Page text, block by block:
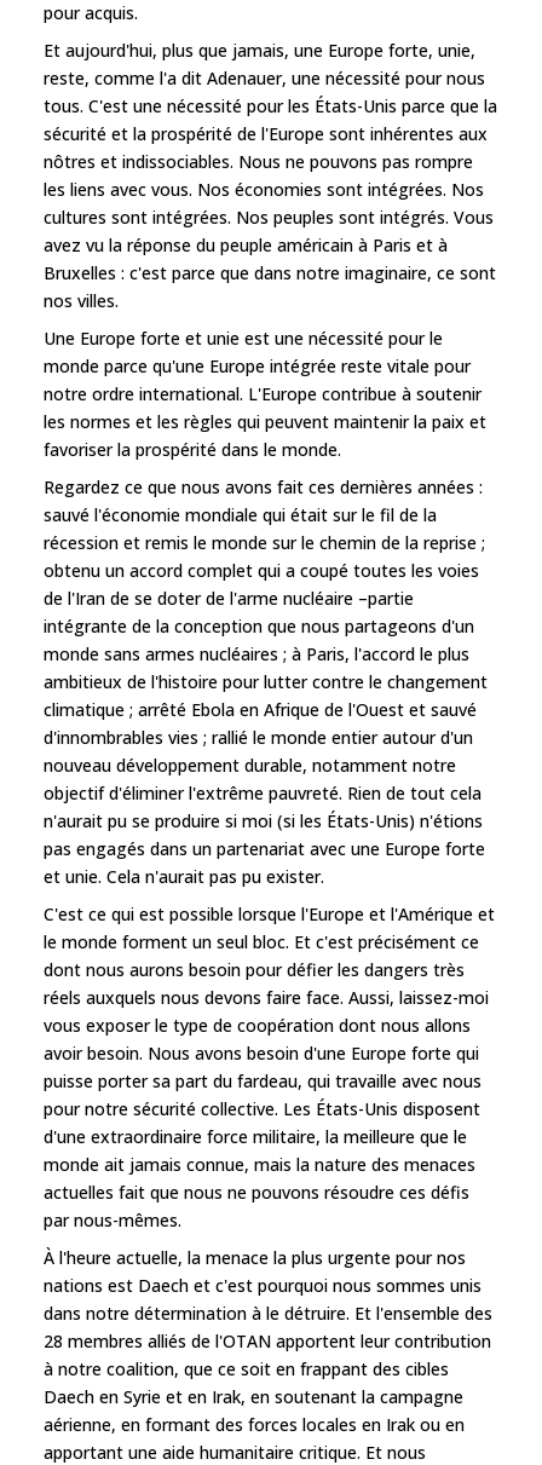
pour acquis.
Et aujourd'hui, plus que jamais, une Europe forte, unie,
reste, comme l'a dit Adenauer, une nécessité pour nous
tous. C'est une nécessité pour les États-Unis parce que la
sécurité et la prospérité de l'Europe sont inhérentes aux
nôtres et indissociables. Nous ne pouvons pas rompre
les liens avec vous. Nos économies sont intégrées. Nos
cultures sont intégrées. Nos peuples sont intégrés. Vous
avez vu la réponse du peuple américain à Paris et à
Bruxelles : c'est parce que dans notre imaginaire, ce sont
nos villes.
Une Europe forte et unie est une nécessité pour le
monde parce qu'une Europe intégrée reste vitale pour
notre ordre international. L'Europe contribue à soutenir
les normes et les règles qui peuvent maintenir la paix et
favoriser la prospérité dans le monde.
Regardez ce que nous avons fait ces dernières années :
sauvé l'économie mondiale qui était sur le fil de la
récession et remis le monde sur le chemin de la reprise ;
obtenu un accord complet qui a coupé toutes les voies
de l'Iran de se doter de l'arme nucléaire –partie
intégrante de la conception que nous partageons d'un
monde sans armes nucléaires ; à Paris, l'accord le plus
ambitieux de l'histoire pour lutter contre le changement
climatique ; arrêté Ebola en Afrique de l'Ouest et sauvé
d'innombrables vies ; rallié le monde entier autour d'un
nouveau développement durable, notamment notre
objectif d'éliminer l'extrême pauvreté. Rien de tout cela
n'aurait pu se produire si moi (si les États-Unis) n'étions
pas engagés dans un partenariat avec une Europe forte
et unie. Cela n'aurait pas pu exister.
C'est ce qui est possible lorsque l'Europe et l'Amérique et
le monde forment un seul bloc. Et c'est précisément ce
dont nous aurons besoin pour défier les dangers très
réels auxquels nous devons faire face. Aussi, laissez-moi
vous exposer le type de coopération dont nous allons
avoir besoin. Nous avons besoin d'une Europe forte qui
puisse porter sa part du fardeau, qui travaille avec nous
pour notre sécurité collective. Les États-Unis disposent
d'une extraordinaire force militaire, la meilleure que le
monde ait jamais connue, mais la nature des menaces
actuelles fait que nous ne pouvons résoudre ces défis
par nous-mêmes.
À l'heure actuelle, la menace la plus urgente pour nos
nations est Daech et c'est pourquoi nous sommes unis
dans notre détermination à le détruire. Et l'ensemble des
28 membres alliés de l'OTAN apportent leur contribution
à notre coalition, que ce soit en frappant des cibles
Daech en Syrie et en Irak, en soutenant la campagne
aérienne, en formant des forces locales en Irak ou en
apportant une aide humanitaire critique. Et nous